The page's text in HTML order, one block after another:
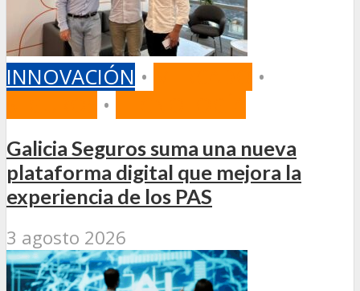
INNOVACIÓN •
•
•
Galicia Seguros suma una nueva
plataforma digital que mejora la
experiencia de los PAS
3 agosto 2026